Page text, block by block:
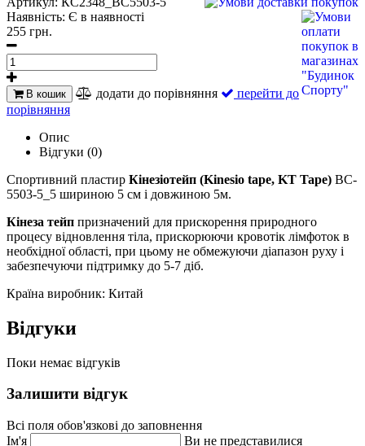
Наявність: Є в наявності
255 грн.
В кошик додати до порівняння
перейти до
порівняння
Опис
Відгуки (0)
Спортивний пластир Кінезіотейп (Kinesio tape, KT Tape) BC-
5503-5_5 шириною 5 см і довжиною 5м.
Кінеза тейп призначений для прискорення природного
процесу відновлення тіла, прискорюючи кровотік лімфоток в
необхідної області, при цьому не обмежуючи діапазон руху і
забезпечуючи підтримку до 5-7 діб.
Країна виробник: Китай
Відгуки
Поки немає відгуків
Залишити відгук
Всі поля обов'язкові до заповнення
Ім'я
Ви не представилися